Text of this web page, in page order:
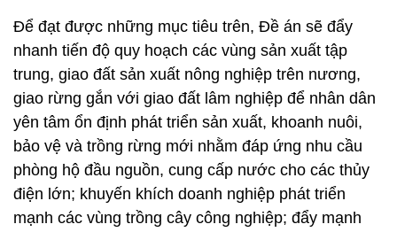
Để đạt được những mục tiêu trên, Đề án sẽ đẩy
nhanh tiến độ quy hoạch các vùng sản xuất tập
trung, giao đất sản xuất nông nghiệp trên nương,
giao rừng gắn với giao đất lâm nghiệp để nhân dân
yên tâm ổn định phát triển sản xuất, khoanh nuôi,
bảo vệ và trồng rừng mới nhằm đáp ứng nhu cầu
phòng hộ đầu nguồn, cung cấp nước cho các thủy
điện lớn; khuyến khích doanh nghiệp phát triển
mạnh các vùng trồng cây công nghiệp; đẩy mạnh